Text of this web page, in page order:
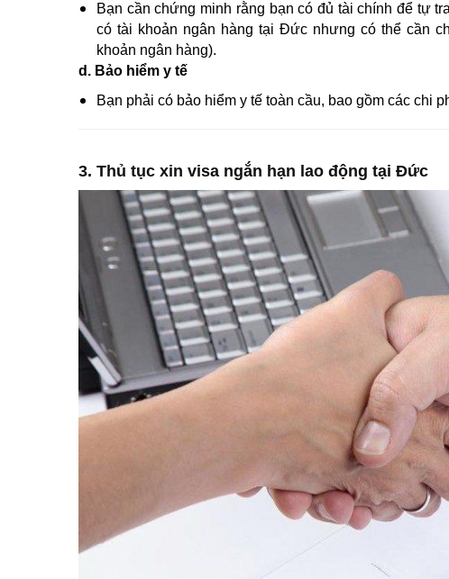
Bạn cần chứng minh rằng bạn có đủ tài chính để tự
có tài khoản ngân hàng tại Đức nhưng có thể cần
khoản ngân hàng).
d. Bảo hiểm y tế
Bạn phải có bảo hiểm y tế toàn cầu, bao gồm các chi
3. Thủ tục xin visa ngắn hạn lao động tại Đức